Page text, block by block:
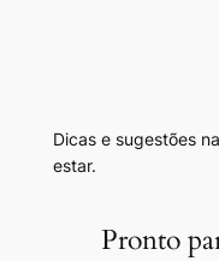
Dicas e sugestões
estar.
Pronto